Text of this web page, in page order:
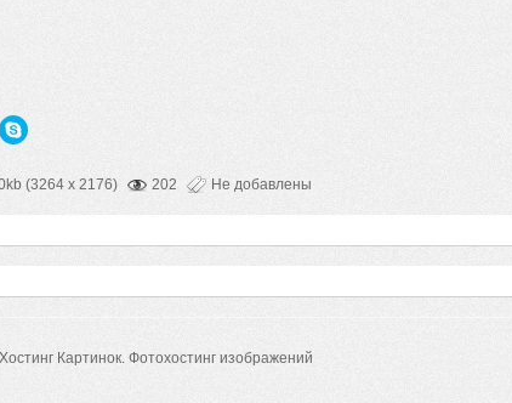
(3264 x 2176) 202 Не добавлены
Картинок. Фотохостинг изображений